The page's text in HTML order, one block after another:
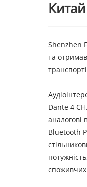
Shenzhen
та отримав
Dante 4
аналогові
Bluetooth
споживчих